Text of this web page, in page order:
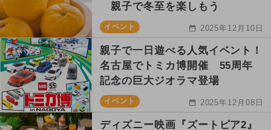
親子で冬至を楽しもう
イベント 2025年12月10日
親子で一日遊べる人気イベント！
名古屋でトミカ博開催 55周年
記念の巨大ジオラマ登場
イベント 2025年12月08日
ディズニー映画『ズートピア2』